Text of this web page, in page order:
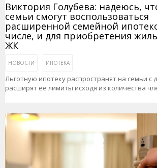
Виктория Голубева: надеюсь,
семьи смогут воспользоваться
расширенной семейной
числе, и для приобретения
ЖК
НОВОСТИ ИПОТЕКА
Льготную ипотеку распространят на семьи с
расширят ее лимиты исходя из количества